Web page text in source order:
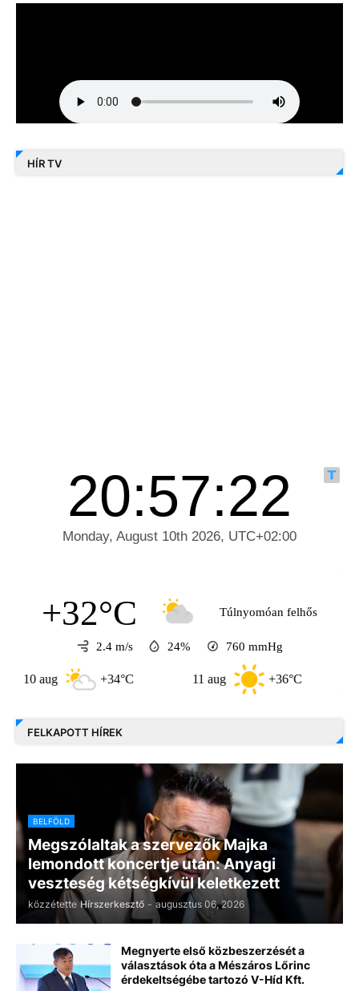
HÍR TV
+32°C Túlnyomóan felhős
2.4 m/s 24% 760 mmHg
+34°C +36°C
FELKAPOTT HÍREK
BELFÖLD
Megszólaltak a szervezők Majka
lemondott koncertje után: Anyagi
veszteség kétségkívül keletkezett
közzétette Hírszerkesztő - augusztus 06, 2026
Megnyerte első közbeszerzését a
választások óta a Mészáros Lőrinc
érdekeltségébe tartozó V-Híd Kft.